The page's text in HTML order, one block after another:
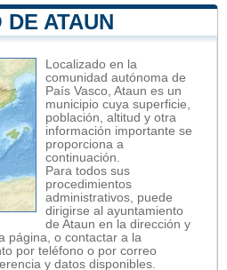
ATAUN
Localizado en la
comunidad autónoma de
País Vasco, Ataun es un
municipio cuya superficie,
población, altitud y otra
información importante se
proporciona a
continuación.
Para todos sus
procedimientos
administrativos, puede
dirigirse al ayuntamiento
de Ataun en la dirección y
página, o contactar a la
por teléfono o por correo
y datos disponibles.